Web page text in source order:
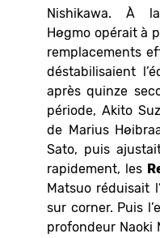
Nishikawa. À
Høgmo opérait à
remplacements
déstabilisaient
après quinze
période, Akito
de Marius
Sato, puis
rapidement, les
Matsuo réduisait
sur corner. Puis
profondeur Naoki